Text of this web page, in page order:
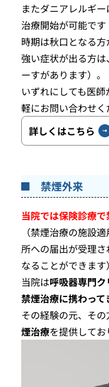
またダニアレルギ
治療開始が可能で
時期は秋口となる
強い症状が出る方
ーすがあります）。
いずれにしても医
軽にお問い合わせく
詳しくはこちら
禁煙外来
当院では保険診療
（禁煙治療の施設
所への届出が受理
なることができます
当院は呼吸器専門
禁煙治療に携わって
その経験の元、そ
煙治療を提供してお